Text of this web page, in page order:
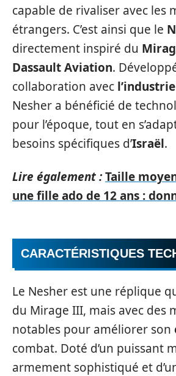
capable de rivaliser avec les
étrangers. C’est ainsi que le
directement inspiré du
Dassault Aviation.
collaboration avec
Nesher a bénéficié de
pour l’époque, tout en
besoins spécifiques d’Israël.
Lire également :Taille
une fille ado de 12 ans :
CARACTÉRISTIQUES
Le Nesher est une réplique
du Mirage III, mais avec des
notables pour améliorer son
combat. Doté d’un puissant
armement sophistiqué et